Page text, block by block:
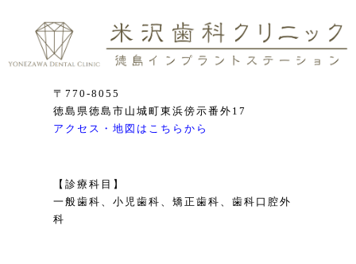
〒770-8055
徳島県徳島市山城町東浜傍示番外17
アクセス・地図はこちらから
【診療科目】
一般歯科、小児歯科、矯正歯科、歯科口腔外
科